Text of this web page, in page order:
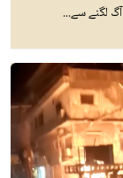
لگنے سے...